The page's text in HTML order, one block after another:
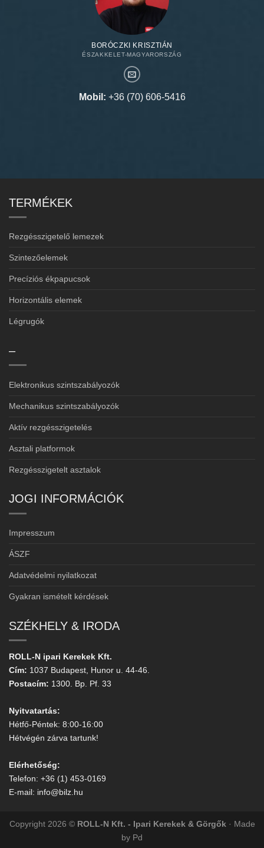
BORÓCZKI KRISZTIÁN
ÉSZAKKELET-MAGYARORSZÁG
Mobil: +36 (70) 606-5416
TERMÉKEK
Rezgésszigetelő lemezek
Szintezőelemek
Precíziós ékpapucsok
Horizontális elemek
Légrugók
–
Elektronikus szintszabályozók
Mechanikus szintszabályozók
Aktív rezgésszigetelés
Asztali platformok
Rezgésszigetelt asztalok
JOGI INFORMÁCIÓK
Impresszum
ÁSZF
Adatvédelmi nyilatkozat
Gyakran ismételt kérdések
SZÉKHELY & IRODA
ROLL-N ipari Kerekek Kft.
Cím: 1037 Budapest, Hunor u. 44-46.
Postacím: 1300. Bp. Pf. 33
Nyitvatartás:
Hétfő-Péntek: 8:00-16:00
Hétvégén zárva tartunk!
Elérhetőség:
Telefon: +36 (1) 453-0169
E-mail: info@bilz.hu
Copyright 2026 © ROLL-N Kft. - Ipari Kerekek & Görgők· Made
by Pd